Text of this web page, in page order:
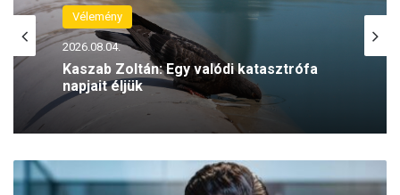
Keresztényüldözés
2026.08.07.
Felvették őket magyar egyetemekre,
mégsem jöhetnek: nem kapnak
ösztöndíjat a keresztény fiatalok